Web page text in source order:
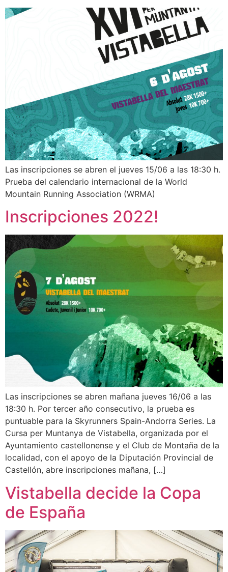
Las inscripciones se abren el jueves 15/06 a las 18:30 h.
Prueba del calendario internacional de la World
Mountain Running Association (WRMA)
Inscripciones 2022!
Las inscripciones se abren mañana jueves 16/06 a las
18:30 h. Por tercer año consecutivo, la prueba es
puntuable para la Skyrunners Spain-Andorra Series. La
Cursa per Muntanya de Vistabella, organizada por el
Ayuntamiento castellonense y el Club de Montaña de la
localidad, con el apoyo de la Diputación Provincial de
Castellón, abre inscripciones mañana, […]
Vistabella decide la Copa
de España